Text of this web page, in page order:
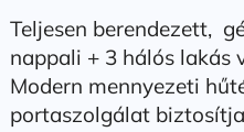
Teljesen berendezett,
nappali + 3 hálós lakás
Modern mennyezeti
portaszolgálat